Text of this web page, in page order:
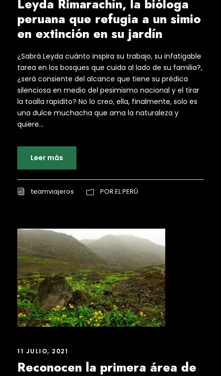
Leyda Rimarachín, la bióloga
peruana que refugia a un simio
en extinción en su jardín
¿Sabrá Leyda cuánto inspira su trabajo, su infatigable
tarea en los bosques que cuida al lado de su familia?,
¿será consiente del alcance que tiene su prédica
silenciosa en medio del pesimismo nacional y el tirar
la toalla rapidito? No lo creo, ella, finalmente, solo es
una dulce muchacha que ama la naturaleza y
quiere...
Leer más
teamviajeros POR EL PERÚ
11 JULIO, 2021
Reconocen la primera área de